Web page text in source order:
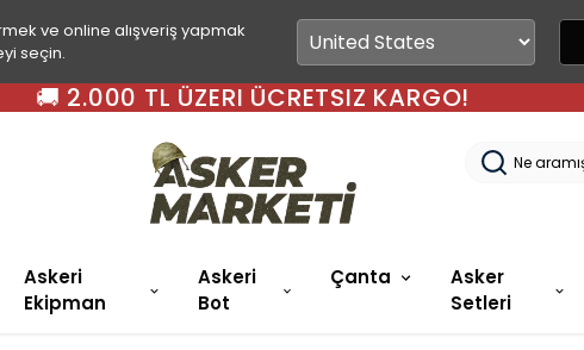
ve online alışveriş yapmak
seçin.
🚚 2.000 TL ÜZERI ÜCRETSIZ KARGO!
Askeri
Ekipman
Askeri
Bot
Çanta
Asker
Setleri